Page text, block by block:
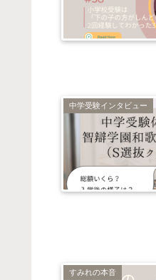
中学受験インタビュー
すみれの本音